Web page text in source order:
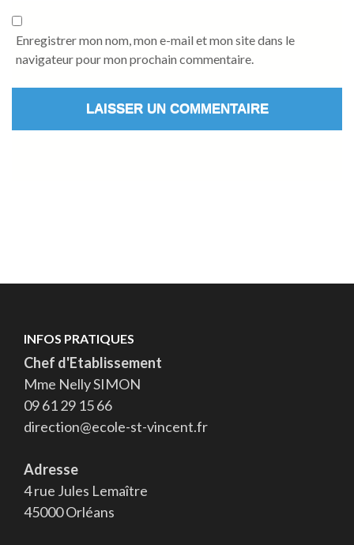
Enregistrer mon nom, mon e-mail et mon site dans le
navigateur pour mon prochain commentaire.
INFOS PRATIQUES
Chef d'Etablissement
Mme Nelly SIMON
09 61 29 15 66
direction@ecole-st-vincent.fr
Adresse
4 rue Jules Lemaître
45000 Orléans